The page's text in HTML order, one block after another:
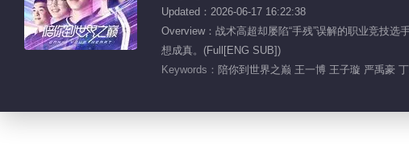
Updated：2026-06-17 16:22:38
Overview：战术高超却屡陷“手残”误解的职业竞技
想成真。(Full[ENG SUB])
Keywords： 陪你到世界之巅 王一博 王子璇 严禹豪